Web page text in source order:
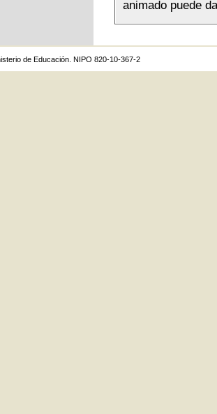
animado puede
de Educación. NIPO 820-10-367-2